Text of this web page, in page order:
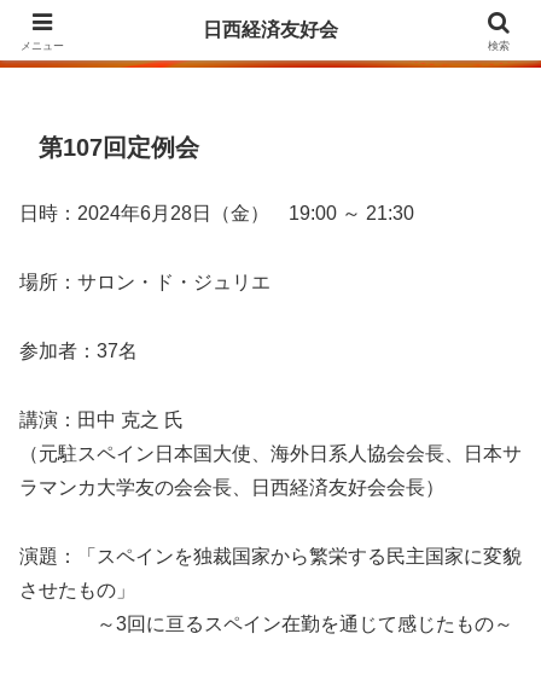
Agrupación para la Amistad y el Fomento de las Relaciones Económicas
第107回定例会
日時：2024年6月28日（金） 19:00 ～ 21:30
場所：サロン・ド・ジュリエ
参加者：37名
講演：田中 克之 氏
（元駐スペイン日本国大使、海外日系人協会会長、日本サ
ラマンカ大学友の会会長、日西経済友好会会長）
演題：「スペインを独裁国家から繁栄する民主国家に変貌
させたもの」
～3回に亘るスペイン在勤を通じて感じたもの～
メニュー
日西経済友好会
検索